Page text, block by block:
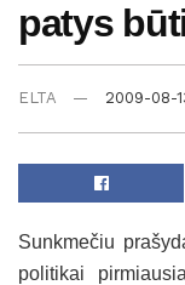
patys
ELTA 2009-08-
Sunkmečiu
politikai